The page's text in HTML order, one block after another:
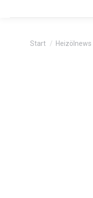
Sie befinden sich
Start Heizölnews